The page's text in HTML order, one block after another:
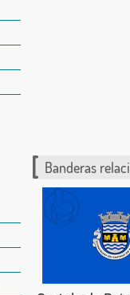
Banderas